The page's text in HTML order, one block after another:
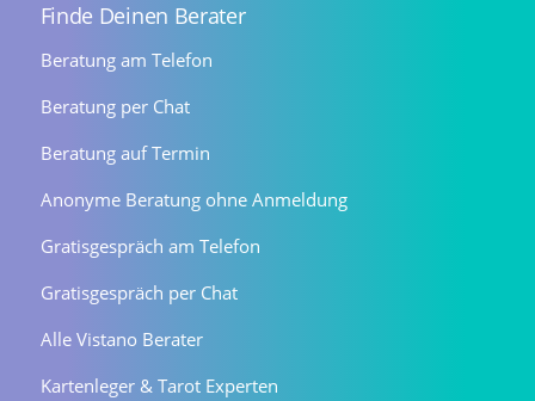
Finde Deinen Berater
Beratung am Telefon
Beratung per Chat
Beratung auf Termin
Anonyme Beratung ohne Anmeldung
Gratisgespräch am Telefon
Gratisgespräch per Chat
Alle Vistano Berater
Kartenleger & Tarot Experten